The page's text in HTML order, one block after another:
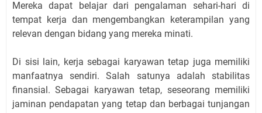
Mereka dapat belajar dari pengalaman sehari-hari di
tempat kerja dan mengembangkan keterampilan yang
relevan dengan bidang yang mereka minati.
Di sisi lain, kerja sebagai karyawan tetap juga memiliki
manfaatnya sendiri. Salah satunya adalah stabilitas
finansial. Sebagai karyawan tetap, seseorang memiliki
jaminan pendapatan yang tetap dan berbagai tunjangan